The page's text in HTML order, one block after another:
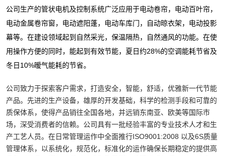
公司生产的管状电机及控制系统广泛应用于电动卷帘，电动百叶帘，
电动金属卷帘窗，电动遮阳蓬，电动车库门，自动晾衣架，电动投影
幕等。在建设领域起到自然采光，保温隔热，自然通风的功能。在使
用操作方便的同时，能起到有效节能，夏日约28%的空调能耗节省及
冬日10%暧气能耗的节省。
公司致力于探索客户需求，打造安全，智能，舒适，优雅新一代节能
产品。先进的生产设备，雄厚的开发基础，科学的检测手段和可靠的
质保体系，使得产品销往全国各地，并远销东南亚、欧美等国际市
场，深受消费者的信赖。公司具有一批经验丰富的专业技术人才和生
产工艺人员。在日常管理运作中全面推行ISO9001:2008 以及6S质量
管理体系，以系统化，规范化，标准化的运作确保长期稳定的提供高